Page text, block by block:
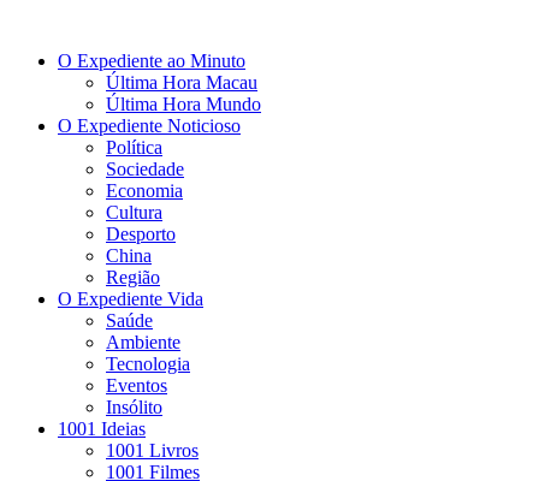
O Expediente ao Minuto
Última Hora Macau
Última Hora Mundo
O Expediente Noticioso
Política
Sociedade
Economia
Cultura
Desporto
China
Região
O Expediente Vida
Saúde
Ambiente
Tecnologia
Eventos
Insólito
1001 Ideias
1001 Livros
1001 Filmes